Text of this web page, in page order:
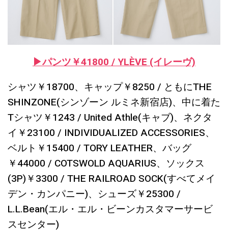
▶︎パンツ￥41800 / YLÈVE (イレーヴ)
シャツ￥18700、キャップ￥8250 / ともにTHE
SHINZONE(シンゾーン ルミネ新宿店)、中に着た
Tシャツ￥1243 / United Athle(キャブ)、ネクタ
イ￥23100 / INDIVIDUALIZED ACCESSORIES、
ベルト￥15400 / TORY LEATHER、バッグ
￥44000 / COTSWOLD AQUARIUS、ソックス
(3P)￥3300 / THE RAILROAD SOCK(すべてメイ
デン・カンパニー)、シューズ￥25300 /
L.L.Bean(エル・エル・ビーンカスタマーサービ
スセンター)